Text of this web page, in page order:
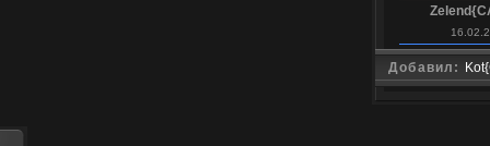
Добавил: